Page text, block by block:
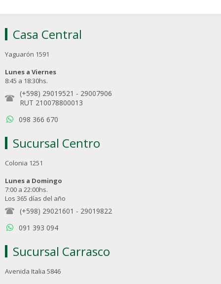
Casa Central
Yaguarón 1591
Lunes a Viernes
8:45 a 18:30hs.
(+598) 29019521 - 29007906
RUT 210078800013
098 366 670
Sucursal Centro
Colonia 1251
Lunes a Domingo
7:00 a 22:00hs.
Los 365 días del año
(+598) 29021601 - 29019822
091 393 094
Sucursal Carrasco
Avenida Italia 5846